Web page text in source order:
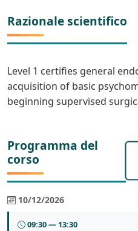
Razionale scientifico
Level 1 certifies general
acquisition of basic
beginning supervised
Programma del
corso
10/12/2026
09:30 — 13:30